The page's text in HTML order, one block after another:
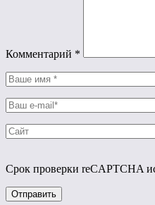
Комментарий *
Срок проверки reCAPTCHA